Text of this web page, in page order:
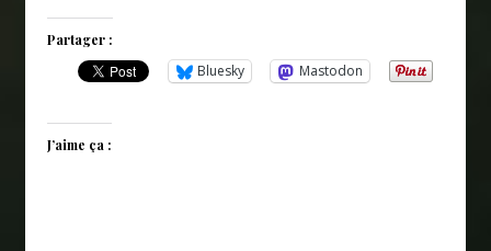
Partager :
Bluesky Mastodon
J’aime ça :